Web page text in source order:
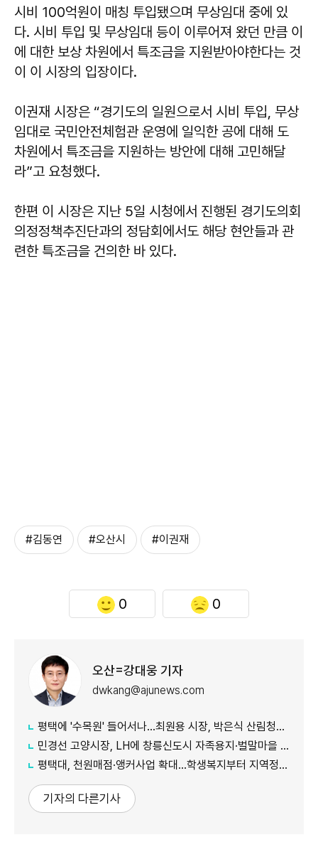
시비 100억원이 매칭 투입됐으며 무상임대 중에 있
다. 시비 투입 및 무상임대 등이 이루어져 왔던 만큼 이
에 대한 보상 차원에서 특조금을 지원받아야한다는 것
이 이 시장의 입장이다.
이권재 시장은 “경기도의 일원으로서 시비 투입, 무상
임대로 국민안전체험관 운영에 일익한 공에 대해 도
차원에서 특조금을 지원하는 방안에 대해 고민해달
라”고 요청했다.
한편 이 시장은 지난 5일 시청에서 진행된 경기도의회
의정정책추진단과의 정담회에서도 해당 현안들과 관
련한 특조금을 건의한 바 있다.
#김동연 #오산시 #이권재
0 0
오산=강대웅 기자
dwkang@ajunews.com
평택에 '수목원' 들어서나...최원용 시장, 박은식 산림청장에게 국유지 활용 건의
민경선 고양시장, LH에 창릉신도시 자족용지·벌말마을 편입 협조 요청
평택대, 천원매점·앵커사업 확대...학생복지부터 지역정주까지 연결
기자의 다른기사